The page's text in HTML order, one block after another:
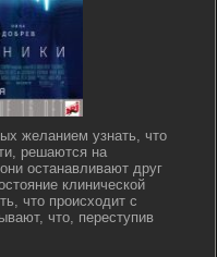
желанием узнать, что
решаются на
останавливают друг
клинической
что происходит с
что, переступив